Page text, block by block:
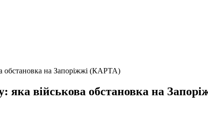
обстановка на Запоріжжі (КАРТА)
яка військова обстановка на